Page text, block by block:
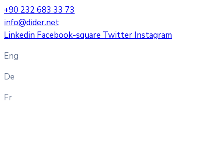
+90 232 683 33 73
info@dider.net
Linkedin Facebook-square Twitter Instagram
Eng
De
Fr